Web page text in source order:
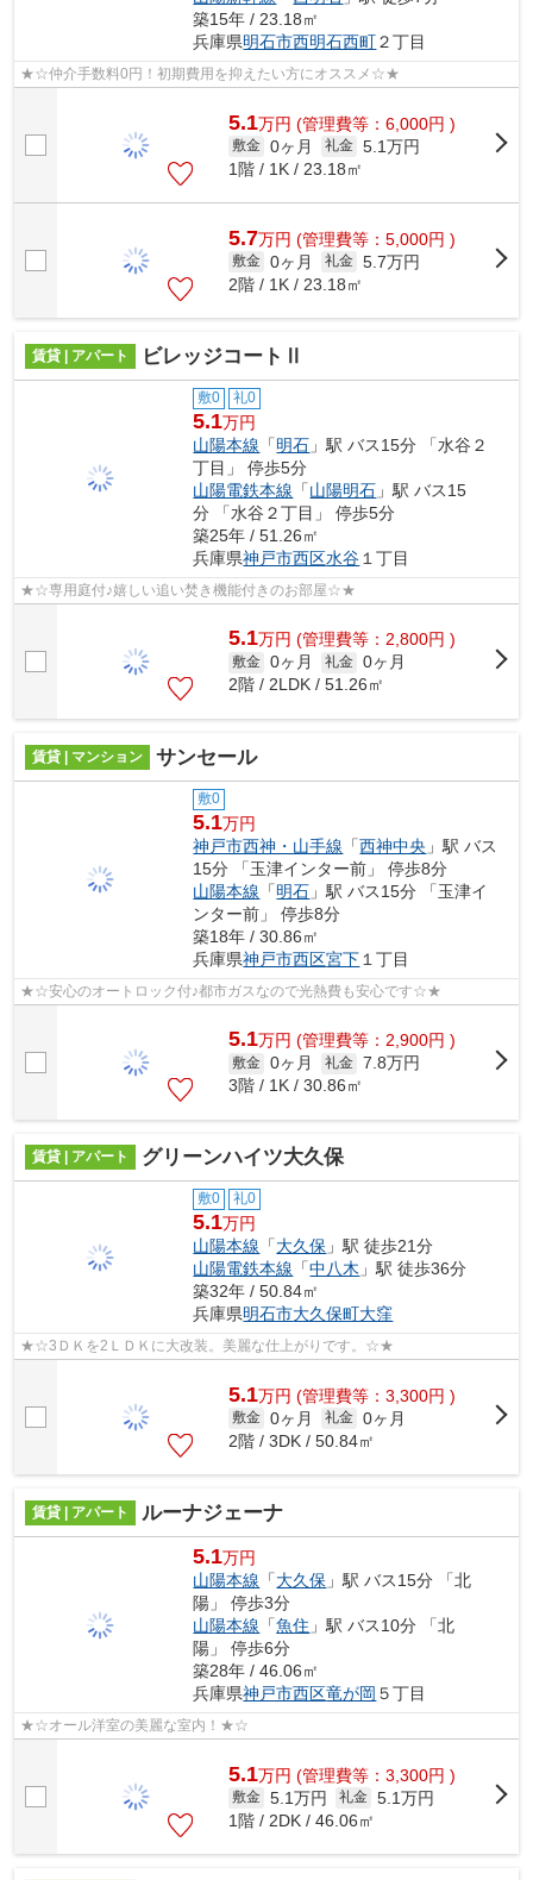
築15年 / 23.18㎡
兵庫県明石市西明石西町２丁目
★☆仲介手数料0円！初期費用を抑えたい方にオススメ☆★
5.1万円 (管理費等：6,000円 )
敷金 0ヶ月 礼金 5.1万円
1階 / 1K / 23.18㎡
5.7万円 (管理費等：5,000円 )
敷金 0ヶ月 礼金 5.7万円
2階 / 1K / 23.18㎡
賃貸 | アパート ビレッジコートⅡ
敷0 礼0
5.1万円
山陽本線 「明石 」駅 バス15分 「水谷２
丁目」 停歩5分
山陽電鉄本線 「山陽明石 」駅 バス15
分 「水谷２丁目」 停歩5分
築25年 / 51.26㎡
兵庫県神戸市西区水谷 １丁目
★☆専用庭付♪嬉しい追い焚き機能付きのお部屋☆★
5.1万円 (管理費等：2,800円 )
敷金 0ヶ月 礼金 0ヶ月
2階 / 2LDK / 51.26㎡
賃貸 | マンション サンセール
敷0
5.1万円
神戸市西神・山手線 「西神中央 」駅 バス
15分 「玉津インター前」 停歩8分
山陽本線 「明石 」駅 バス15分 「玉津イ
ンター前」 停歩8分
築18年 / 30.86㎡
兵庫県神戸市西区宮下 １丁目
★☆安心のオートロック付♪都市ガスなので光熱費も安心です☆★
5.1万円 (管理費等：2,900円 )
敷金 0ヶ月 礼金 7.8万円
3階 / 1K / 30.86㎡
賃貸 | アパート グリーンハイツ大久保
敷0 礼0
5.1万円
山陽本線 「大久保 」駅 徒歩21分
山陽電鉄本線 「中八木 」駅 徒歩36分
築32年 / 50.84㎡
兵庫県明石市大久保町大窪
★☆3ＤＫを2ＬＤＫに大改装。美麗な仕上がりです。☆★
5.1万円 (管理費等：3,300円 )
敷金 0ヶ月 礼金 0ヶ月
2階 / 3DK / 50.84㎡
賃貸 | アパート ルーナジェーナ
5.1万円
山陽本線 「大久保 」駅 バス15分 「北
陽」 停歩3分
山陽本線 「魚住 」駅 バス10分 「北
陽」 停歩6分
築28年 / 46.06㎡
兵庫県神戸市西区竜が岡 ５丁目
★☆オール洋室の美麗な室内！★☆
5.1万円 (管理費等：3,300円 )
敷金 5.1万円 礼金 5.1万円
1階 / 2DK / 46.06㎡